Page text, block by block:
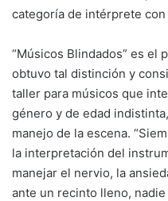
categoría de intérprete
“Músicos Blindados” es el
obtuvo tal distinción y
taller para músicos que
género y de edad
manejo de la escena.
la interpretación del
manejar el nervio, la
ante un recinto lleno,